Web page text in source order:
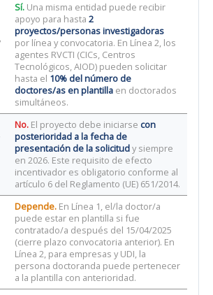
Sí. Una misma entidad puede recibir
apoyo para hasta 2
proyectos/personas investigadoras
por línea y convocatoria. En Línea 2, los
agentes RVCTI (CICs, Centros
Tecnológicos, AIOD) pueden solicitar
hasta el 10% del número de
doctores/as en plantilla en doctorados
simultáneos.
No. El proyecto debe iniciarse con
posterioridad a la fecha de
presentación de la solicitudy siempre
en 2026. Este requisito de efecto
incentivador es obligatorio conforme al
artículo 6 del Reglamento (UE) 651/2014.
Depende. En Línea 1, el/la doctor/a
puede estar en plantilla si fue
contratado/a después del 15/04/2025
(cierre plazo convocatoria anterior). En
Línea 2, para empresas y UDI, la
persona doctoranda puede pertenecer
a la plantilla con anterioridad.